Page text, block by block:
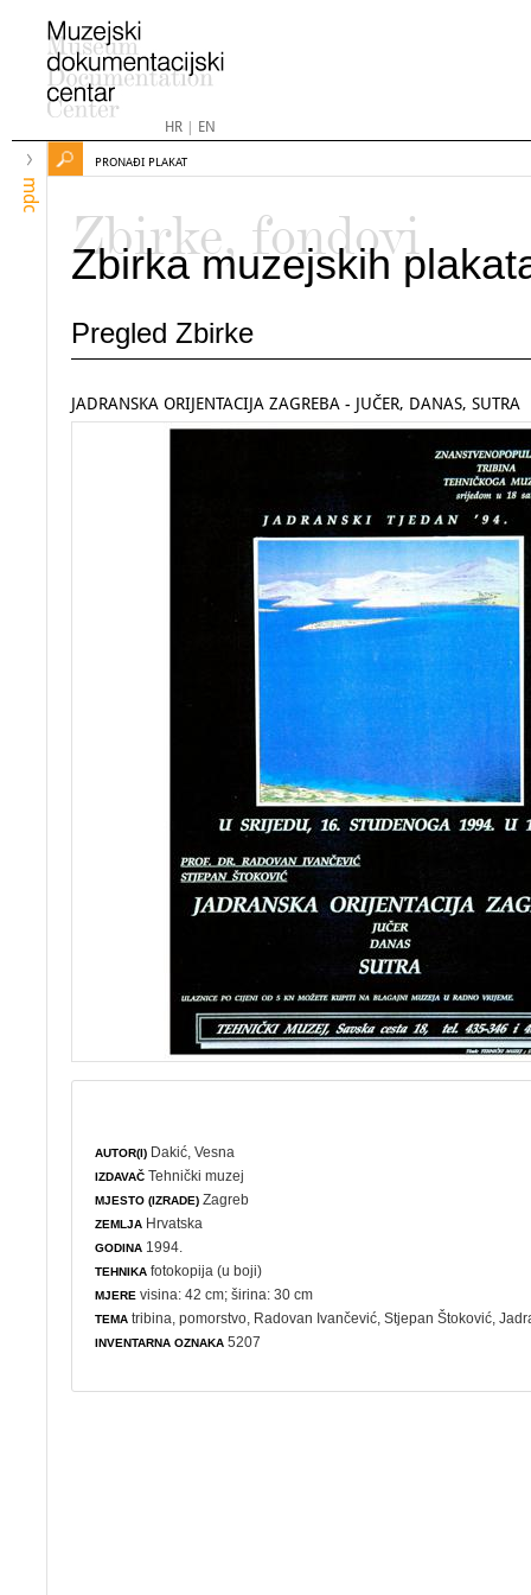
HR| EN
mdc
PRONAĐI PLAKAT
Zbirke, fondovi
Zbirka muzejskih
Pregled Zbirke
JADRANSKA ORIJENTACIJA ZAGREBA - JUČER, DANAS, SUTRA
AUTOR(I) Dakić, Vesna
IZDAVAČ Tehnički muzej
MJESTO (IZRADE) Zagreb
ZEMLJA Hrvatska
GODINA 1994.
TEHNIKA fotokopija (u boji)
MJERE visina: 42 cm; širina: 30 cm
TEMA tribina ,pomorstvo , Radovan Ivančević, Stjepan Štoković,
INVENTARNA OZNAKA 5207